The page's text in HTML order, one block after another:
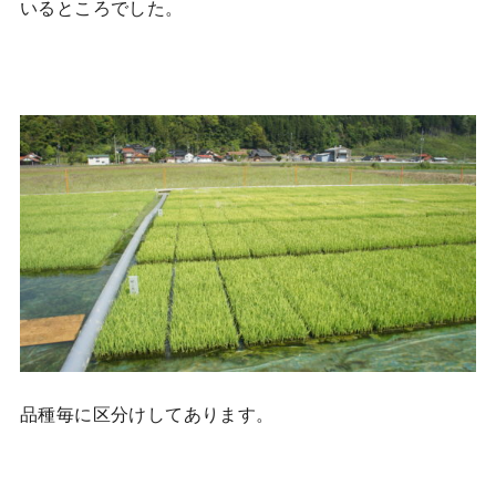
いるところでした。
品種毎に区分けしてあります。